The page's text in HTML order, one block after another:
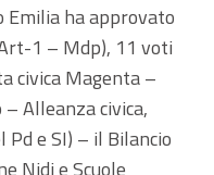
Emilia ha approvato
1 – Mdp), 11 voti
civica Magenta –
– Alleanza civica,
Pd e SI) – il Bilancio
Nidi e Scuole